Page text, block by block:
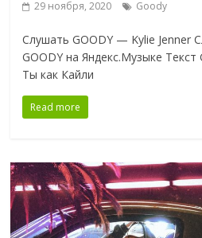
29 ноября, 2020 Goody
Слушать GOODY — Kylie Jenner
GOODY на Яндекс.Музыке
Ты как Кайли
Read more